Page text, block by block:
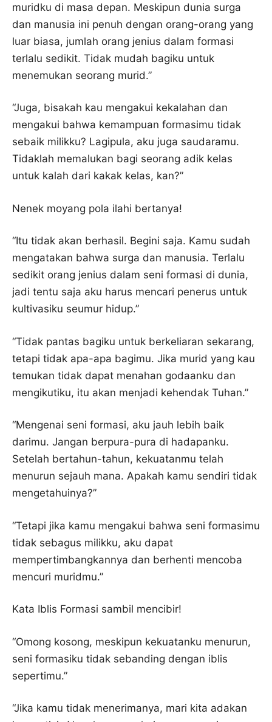
muridku di masa depan. Meskipun dunia surga
dan manusia ini penuh dengan orang-orang yang
luar biasa, jumlah orang jenius dalam formasi
terlalu sedikit. Tidak mudah bagiku untuk
menemukan seorang murid.”
“Juga, bisakah kau mengakui kekalahan dan
mengakui bahwa kemampuan formasimu tidak
sebaik milikku? Lagipula, aku juga saudaramu.
Tidaklah memalukan bagi seorang adik kelas
untuk kalah dari kakak kelas, kan?”
Nenek moyang pola ilahi bertanya!
“Itu tidak akan berhasil. Begini saja. Kamu sudah
mengatakan bahwa surga dan manusia. Terlalu
sedikit orang jenius dalam seni formasi di dunia,
jadi tentu saja aku harus mencari penerus untuk
kultivasiku seumur hidup.”
“Tidak pantas bagiku untuk berkeliaran sekarang,
tetapi tidak apa-apa bagimu. Jika murid yang kau
temukan tidak dapat menahan godaanku dan
mengikutiku, itu akan menjadi kehendak Tuhan.”
“Mengenai seni formasi, aku jauh lebih baik
darimu. Jangan berpura-pura di hadapanku.
Setelah bertahun-tahun, kekuatanmu telah
menurun sejauh mana. Apakah kamu sendiri tidak
mengetahuinya?”
“Tetapi jika kamu mengakui bahwa seni formasimu
tidak sebagus milikku, aku dapat
mempertimbangkannya dan berhenti mencoba
mencuri muridmu.”
Kata Iblis Formasi sambil mencibir!
“Omong kosong, meskipun kekuatanku menurun,
seni formasiku tidak sebanding dengan iblis
sepertimu.”
“Jika kamu tidak menerimanya, mari kita adakan